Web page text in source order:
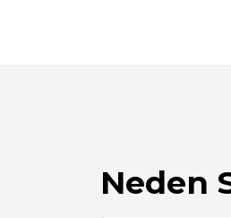
Neden